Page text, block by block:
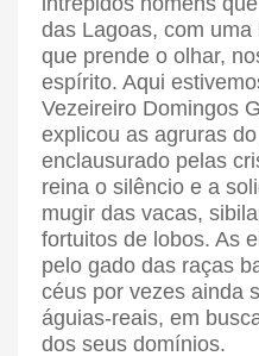
das Lagoas, com
que prende o olhar,
espírito. Aqui
Vezeireiro Domingos
explicou as agruras
enclausurado pelas
reina o silêncio e a
mugir das vacas,
fortuitos de lobos. As
pelo gado das raças
céus por vezes ainda
águias-reais, em
dos seus domínios.